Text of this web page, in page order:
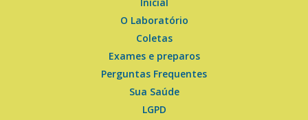
O Laboratório
Coletas
Exames e preparos
Perguntas Frequentes
Sua Saúde
LGPD